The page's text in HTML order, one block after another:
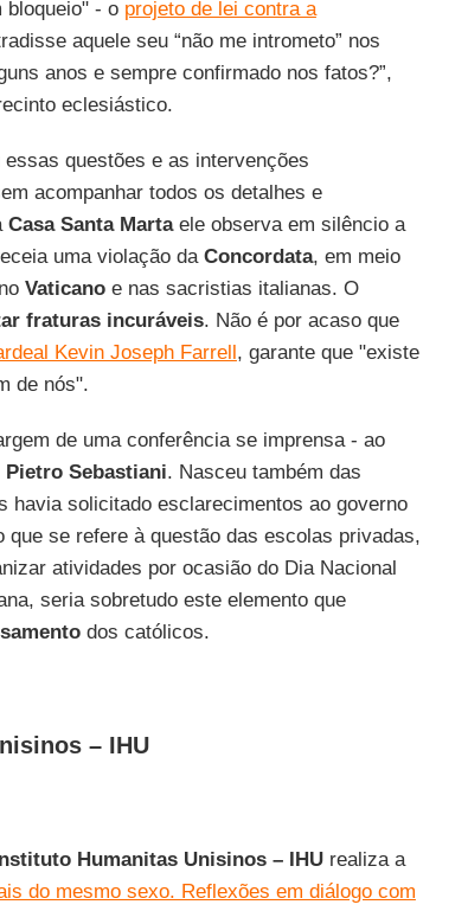
bloqueio" - o projeto de lei contra a
aquele seu “não me intrometo” nos
anos e sempre confirmado nos fatos?”,
eclesiástico.
questões e as intervenções
acompanhar todos os detalhes e
Casa Santa Martaele observa em silêncio a
uma violação da Concordata, em meio
Vaticanoe nas sacristias italianas. O
fraturas incuráveis. Não é por acaso que
Kevin Joseph Farrell, garante que "existe
de nós".
de uma conferência se imprensa - ao
Pietro Sebastiani. Nasceu também das
havia solicitado esclarecimentos ao governo
se refere à questão das escolas privadas,
atividades por ocasião do Dia Nacional
seria sobretudo este elemento que
dos católicos.
– IHU
Humanitas Unisinos – IHUrealiza a
do mesmo sexo. Reflexões em diálogo com